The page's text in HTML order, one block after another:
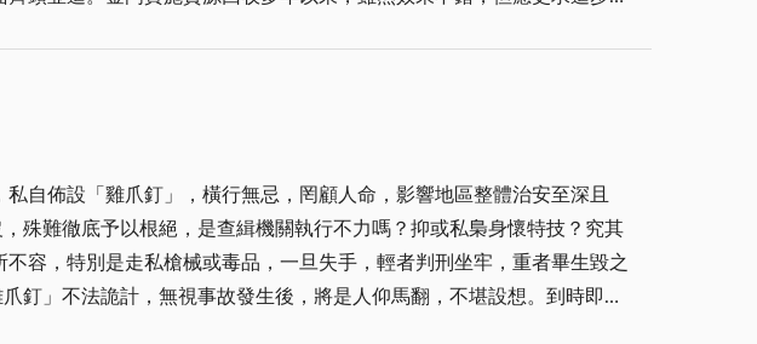
置垃圾及廚餘桶，不僅可消除街頭巷尾死角髒亂，也可免除排水溝的污
北市市民的生活品質、台北市的國際形象、台塑的肥料來源，都因此而
水溝，引來貓狗亂食，製造環境髒亂。明天將有專門回收的「廚餘回收
自佈設「雞爪釘」，橫行無忌，罔顧人命，影響地區整體治安至深且
容，特別是走私槍械或毒品，一旦失手，輕者判刑坐牢，重者畢生毀之